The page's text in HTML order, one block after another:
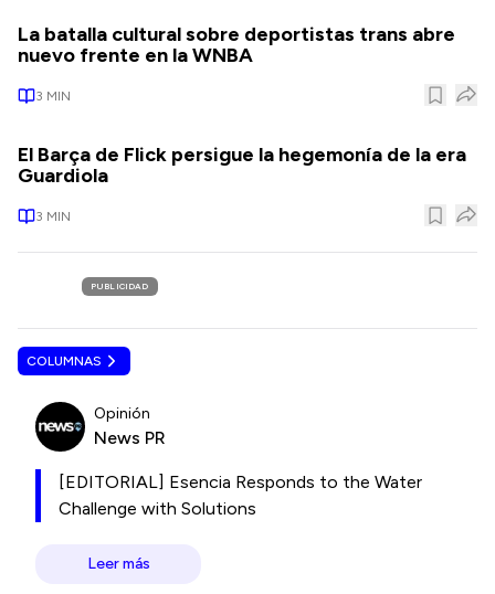
La batalla cultural sobre deportistas trans abre
nuevo frente en la WNBA
3 MIN
El Barça de Flick persigue la hegemonía de la era
Guardiola
3 MIN
PUBLICIDAD
COLUMNAS
Opinión
News PR
[EDITORIAL] Esencia Responds to the Water
Challenge with Solutions
Leer más